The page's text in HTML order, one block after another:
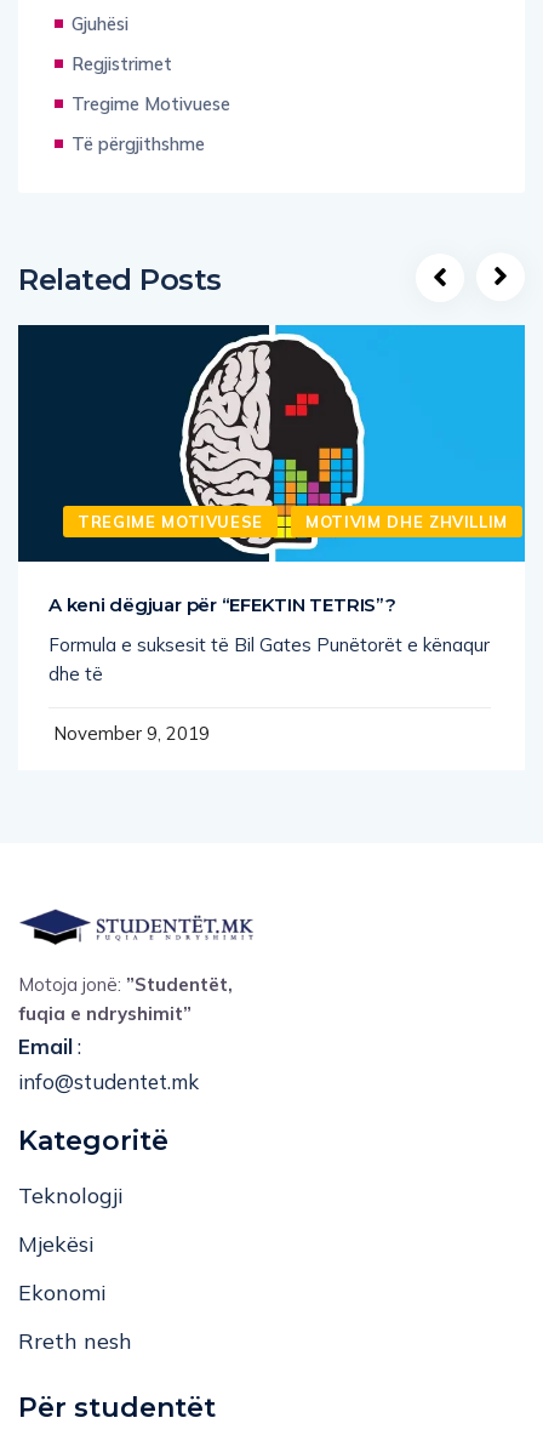
Gjuhësi
Regjistrimet
Tregime Motivuese
Të përgjithshme
Related Posts
TREGIME MOTIVUESE MOTIVIM DHE ZHVILLIM
A keni dëgjuar për “EFEKTIN TETRIS”?
Formula e suksesit të Bil Gates Punëtorët e kënaqur
dhe të
November 9, 2019
Motoja jonë: ”Studentët,
fuqia e ndryshimit”
Email:
info@studentet.mk
Kategoritë
Teknologji
Mjekësi
Ekonomi
Rreth nesh
Për studentët